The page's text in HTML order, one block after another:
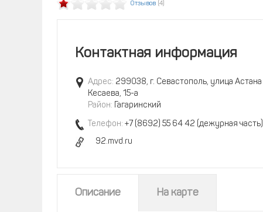
Отзывов (4)
Контактная информация
Адрес: 299038, г. Севастополь, улица Астана
Кесаева, 15-а
Район: Гагаринский
Телефон: +7 (8692) 55 64 42 (дежурная часть)
92.mvd.ru
Описание На карте